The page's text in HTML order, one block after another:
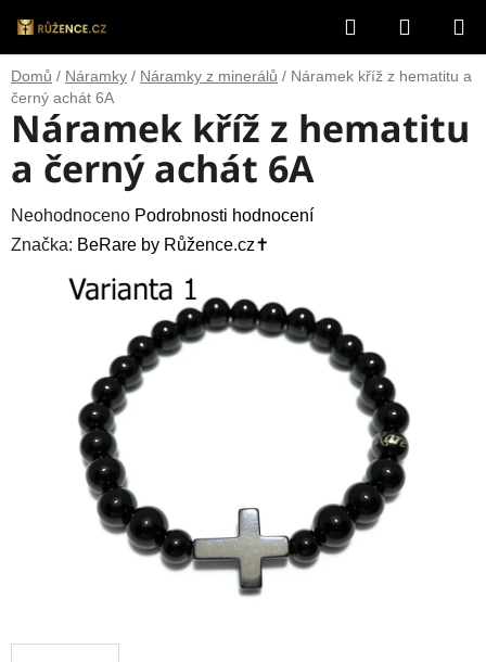
na
obsah
Hledat
KOŠÍK
Domů / Náramky / Náramky z minerálů / Náramek kříž z hematitu a
černý achát 6A
Náramek kříž z hematitu
a černý achát 6A
Průměrné
hodnocení
hvězdiček.
Neohodnoceno Podrobnosti hodnocení
Značka: BeRare by Růžence.cz✝️